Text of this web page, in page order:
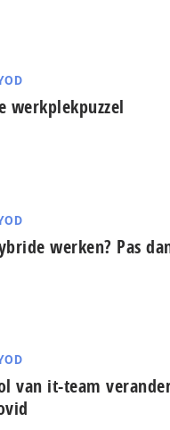
werkplekpuzzel
werken? Pas
van it-team